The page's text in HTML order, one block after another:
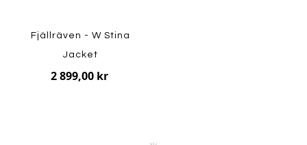
Fjällräven - W Stina
Jacket
2 899,00 kr